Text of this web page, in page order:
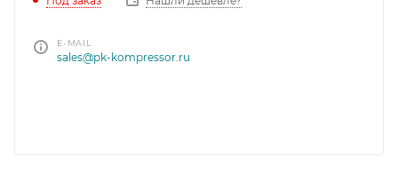
E-MAIL
sales@pk-kompressor.ru